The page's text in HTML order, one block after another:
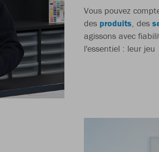
Vous pouvez
des produits, des
agissons avec
l'essentiel : leur jeu